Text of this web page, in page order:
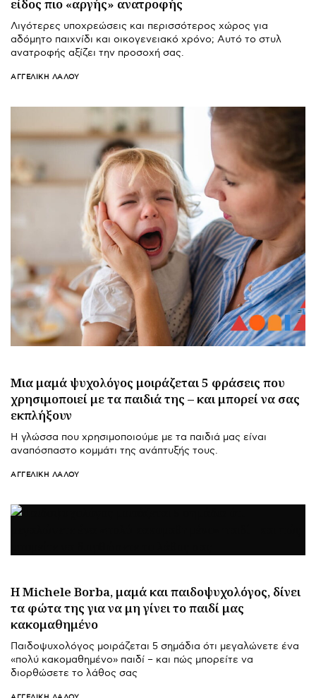
είδος πιο «αργής» ανατροφής
Λιγότερες υποχρεώσεις και περισσότερος χώρος για
αδόμητο παιχνίδι και οικογενειακό χρόνο; Αυτό το στυλ
ανατροφής αξίζει την προσοχή σας.
ΑΓΓΕΛΙΚΉ ΛΆΛΟΥ
Μια μαμά ψυχολόγος μοιράζεται 5 φράσεις που
χρησιμοποιεί με τα παιδιά της – και μπορεί να σας
εκπλήξουν
Η γλώσσα που χρησιμοποιούμε με τα παιδιά μας είναι
αναπόσπαστο κομμάτι της ανάπτυξής τους.
ΑΓΓΕΛΙΚΉ ΛΆΛΟΥ
H Michele Borba, μαμά και παιδοψυχολόγος, δίνει
τα φώτα της για να μη γίνει το παιδί μας
κακομαθημένο
Παιδοψυχολόγος μοιράζεται 5 σημάδια ότι μεγαλώνετε ένα
«πολύ κακομαθημένο» παιδί – και πώς μπορείτε να
διορθώσετε το λάθος σας